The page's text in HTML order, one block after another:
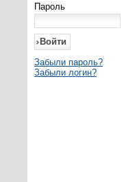
Пароль
Забыли пароль?
Забыли логин?